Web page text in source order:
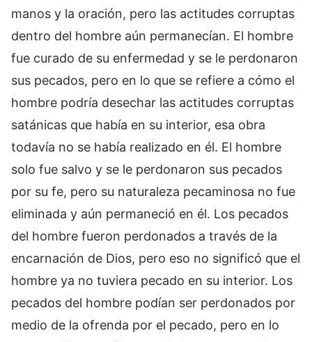
manos y la oración, pero las actitudes corruptas
dentro del hombre aún permanecían. El hombre
fue curado de su enfermedad y se le perdonaron
sus pecados, pero en lo que se refiere a cómo el
hombre podría desechar las actitudes corruptas
satánicas que había en su interior, esa obra
todavía no se había realizado en él. El hombre
solo fue salvo y se le perdonaron sus pecados
por su fe, pero su naturaleza pecaminosa no fue
eliminada y aún permaneció en él. Los pecados
del hombre fueron perdonados a través de la
encarnación de Dios, pero eso no significó que el
hombre ya no tuviera pecado en su interior. Los
pecados del hombre podían ser perdonados por
medio de la ofrenda por el pecado, pero en lo